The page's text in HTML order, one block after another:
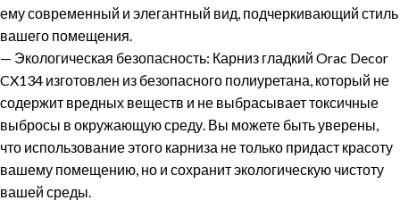
ему современный и элегантный вид, подчеркивающий стиль
вашего помещения.
— Экологическая безопасность: Карниз гладкий Orac Decor
CX134 изготовлен из безопасного полиуретана, который не
содержит вредных веществ и не выбрасывает токсичные
выбросы в окружающую среду. Вы можете быть уверены,
что использование этого карниза не только придаст красоту
вашему помещению, но и сохранит экологическую чистоту
вашей среды.